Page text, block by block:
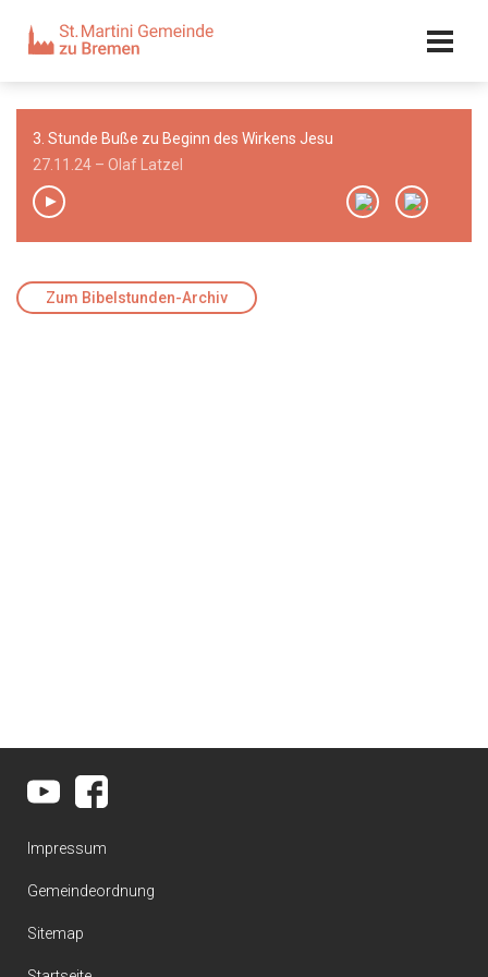
Kalender
Kontakt
Adresse
Team
3. Stunde Buße zu Beginn des Wirkens Jesu
27.11.24 – Olaf Latzel
Zum Bibelstunden-Archiv
Impressum
Gemeindeordnung
Sitemap